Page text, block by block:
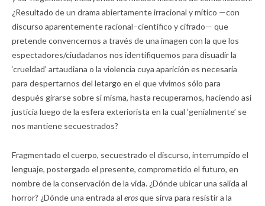
¿Resultado de un drama abiertamente irracional y mítico —con
discurso aparentemente racional–científico y cifrado— que
pretende convencernos a través de una imagen con la que los
espectadores/ciudadanos nos identifiquemos para disuadir la
‘crueldad’ artaudiana o la violencia cuya aparición es necesaria
para despertarnos del letargo en el que vivimos sólo para
después girarse sobre sí misma, hasta recuperarnos, haciendo así
justicia luego de la esfera exteriorista en la cual ‘genialmente’ se
nos mantiene secuestrados?
Fragmentado el cuerpo, secuestrado el discurso, interrumpido el
lenguaje, postergado el presente, comprometido el futuro, en
nombre de la conservación de la vida. ¿Dónde ubicar una salida al
horror? ¿Dónde una entrada al erosque sirva para resistir a la